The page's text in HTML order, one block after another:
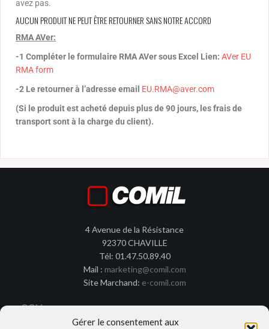
Gérer le consentement aux
avez pas.
AUCUN PRODUIT NE PEUT ÊTRE RETOURNER SANS NOTRE ACCORD
RMA AVer:
-1 Compléter le formulaire RMA AVer sous Excel Lien: AVer EU
RMA form
-2 Le retourner à l’adresse email EU.RMA@aver.com
(Si le produit est acheté depuis plus de 90 jours, les frais de
transport sont à la charge du client).
4 Avenue de la Résistance
92370 CHAVILLE
Tél: 01.47.50.89.40
Mail : marketing@comil.com
Site Marchand: e-comil.com
CGV